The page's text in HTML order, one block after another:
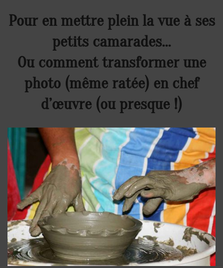
Pour en mettre plein la vue à ses
petits camarades…
Ou comment transformer une
photo (même ratée) en chef
d’œuvre (ou presque !)